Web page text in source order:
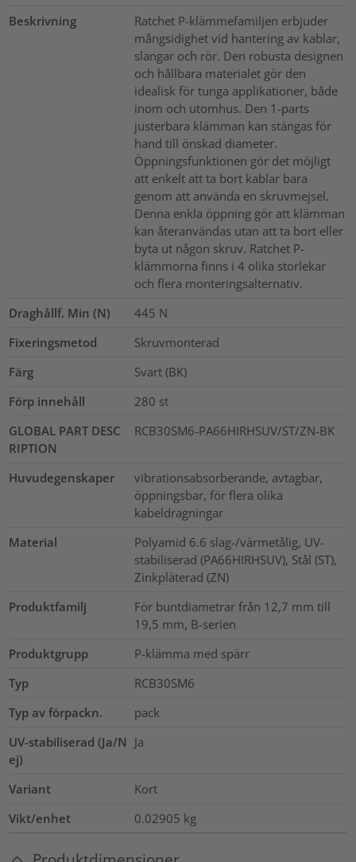
Beskrivning
Ratchet P-klämmefamiljen erbjuder
mångsidighet vid hantering av kablar,
slangar och rör. Den robusta designen
och hållbara materialet gör den
idealisk för tunga applikationer, både
inom och utomhus. Den 1-parts
justerbara klämman kan stängas för
hand till önskad diameter.
Öppningsfunktionen gör det möjligt
att enkelt att ta bort kablar bara
genom att använda en skruvmejsel.
Denna enkla öppning gör att klämman
kan återanvändas utan att ta bort eller
byta ut någon skruv. Ratchet P-
klämmorna finns i 4 olika storlekar
och flera monteringsalternativ.
Draghållf. Min (N)
445 N
Fixeringsmetod
Skruvmonterad
Färg
Svart (BK)
Förp innehåll
280 st
GLOBAL PART DESC
RIPTION
RCB30SM6-PA66HIRHSUV/ST/ZN-BK
Huvudegenskaper
vibrationsabsorberande, avtagbar,
öppningsbar, för flera olika
kabeldragningar
Material
Polyamid 6.6 slag-/värmetålig, UV-
stabiliserad (PA66HIRHSUV), Stål (ST),
Zinkpläterad (ZN)
Produktfamilj
För buntdiametrar från 12,7 mm till
19,5 mm, B-serien
Produktgrupp
P-klämma med spärr
Typ
RCB30SM6
Typ av förpackn.
pack
UV-stabiliserad (Ja/N
ej)
Ja
Variant
Kort
Vikt/enhet
0.02905 kg